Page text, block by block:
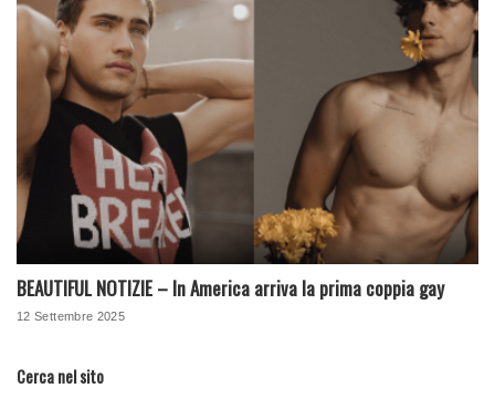
BEAUTIFUL NOTIZIE – In America arriva la prima coppia gay
12 Settembre 2025
Cerca nel sito